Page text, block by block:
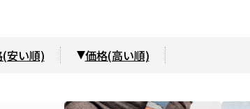
安い順) 価格(高い順)